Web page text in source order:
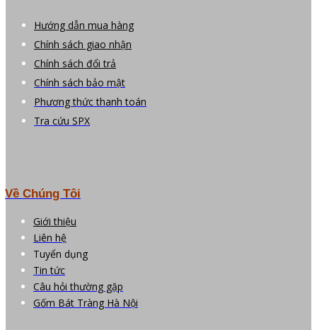
Hướng dẫn mua hàng
Chính sách giao nhận
Chính sách đổi trả
Chính sách bảo mật
Phương thức thanh toán
Tra cứu SPX
Về Chúng Tôi
Giới thiệu
Liên hệ
Tuyển dụng
Tin tức
Câu hỏi thường gặp
Gốm Bát Tràng Hà Nội